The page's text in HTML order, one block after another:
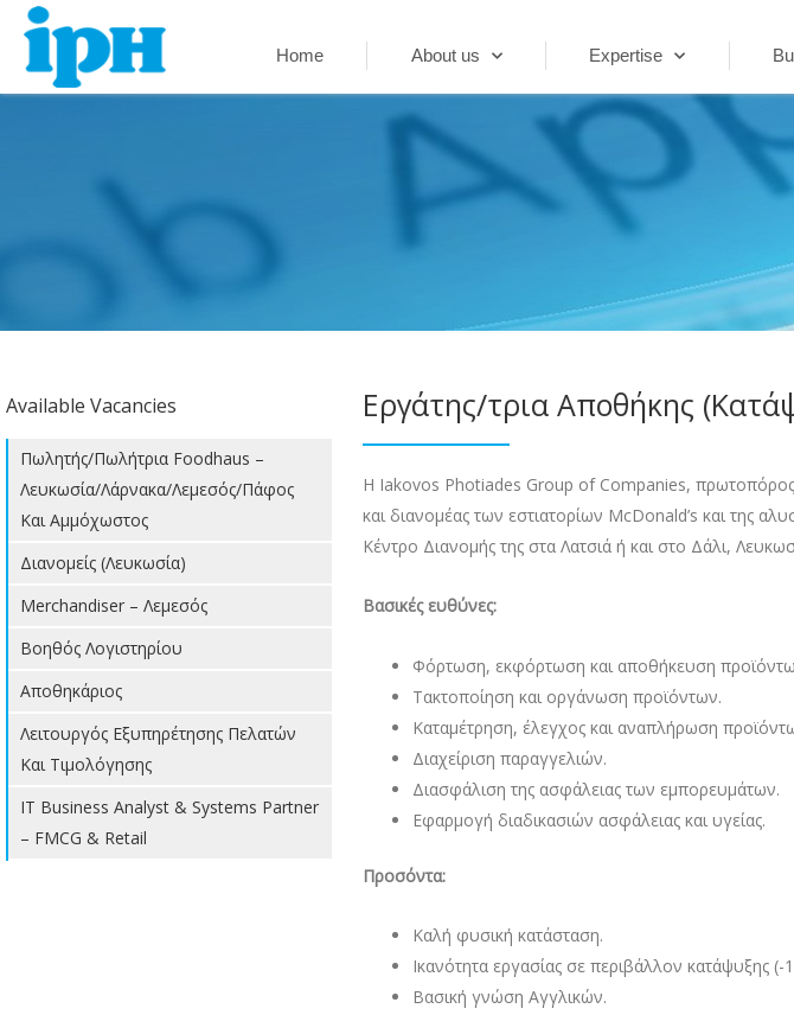
Skip
content
Home About us Expertise
Available Vacancies
Πωλητής/Πωλήτρια Foodhaus –
Λευκωσία/Λάρνακα/Λεμεσός/Πάφος
Και Αμμόχωστος
Διανομείς (Λευκωσία)
Merchandiser – Λεμεσός
Βοηθός Λογιστηρίου
Αποθηκάριος
Λειτουργός Εξυπηρέτησης Πελατών
Και Τιμολόγησης
IT Business Analyst & Systems Partner
– FMCG & Retail
Εργάτης/τρια Αποθήκης
Η Iakovos Photiades Group of Companies, πρωτοπόρος
και διανομέας των εστιατορίων McDonald’s και της
Κέντρο Διανομής της στα Λατσιά ή και στο Δάλι,
Βασικές ευθύνες:
Φόρτωση, εκφόρτωση και αποθήκευση
Τακτοποίηση και οργάνωση προϊόντων.
Καταμέτρηση, έλεγχος και αναπλήρωση
Διαχείριση παραγγελιών.
Διασφάλιση της ασφάλειας των εμπορευμάτων.
Εφαρμογή διαδικασιών ασφάλειας και υγείας.
Προσόντα:
Καλή φυσική κατάσταση.
Ικανότητα εργασίας σε περιβάλλον κατάψυξης (-
Βασική γνώση Αγγλικών.